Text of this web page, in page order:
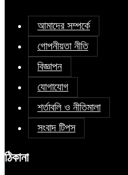
আমাদের সম্পর্কে
গোপনীয়তা নীতি
বিজ্ঞাপন
যোগাযোগ
শর্তাবলি ও নীতিমালা
সংবাদ টিপস
ঠিকানা